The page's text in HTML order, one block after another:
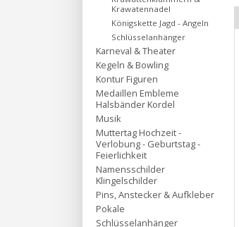
Krawatennadel
Königskette Jagd - Angeln
Schlüsselanhänger
Karneval & Theater
Kegeln & Bowling
Kontur Figuren
Medaillen Embleme
Halsbänder Kordel
Musik
Muttertag Hochzeit -
Verlobung - Geburtstag -
Feierlichkeit
Namensschilder
Klingelschilder
Pins, Anstecker & Aufkleber
Pokale
Schlüsselanhänger